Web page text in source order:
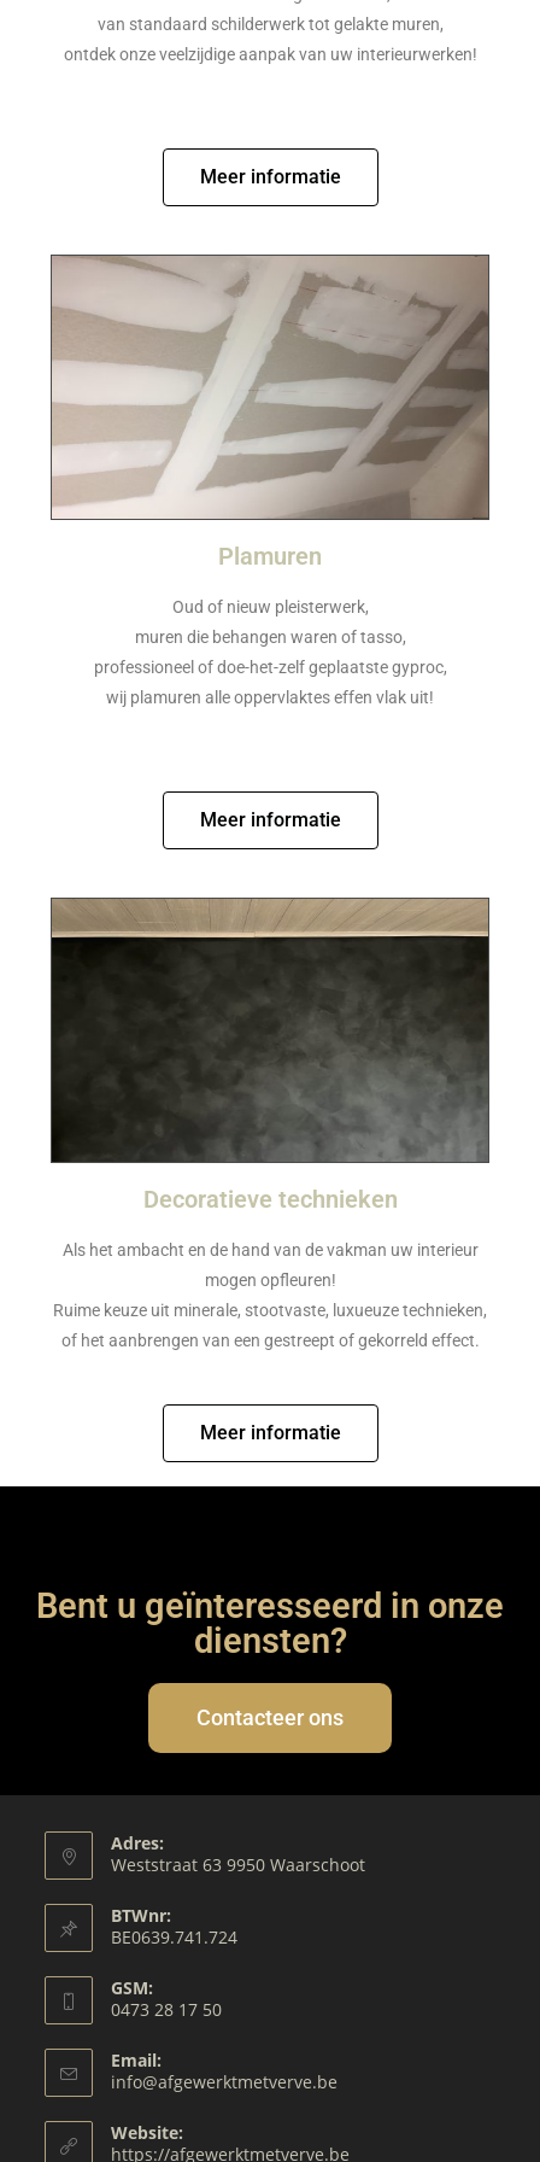
van standaard schilderwerk tot gelakte muren,
ontdek onze veelzijdige aanpak van uw interieurwerken!
Meer informatie
Plamuren
Oud of nieuw pleisterwerk,
muren die behangen waren of tasso,
professioneel of doe-het-zelf geplaatste gyproc,
wij plamuren alle oppervlaktes effen vlak uit!
Meer informatie
Decoratieve technieken
Als het ambacht en de hand van de vakman uw interieur
mogen opfleuren!
Ruime keuze uit minerale, stootvaste, luxueuze technieken,
of het aanbrengen van een gestreept of gekorreld effect.
Meer informatie
Bent u geïnteresseerd in onze
diensten?
Contacteer ons
Adres:
Weststraat 63 9950 Waarschoot
BTWnr:
BE0639.741.724
GSM:
0473 28 17 50
Email:
info@afgewerktmetverve.be
Website:
https://afgewerktmetverve.be